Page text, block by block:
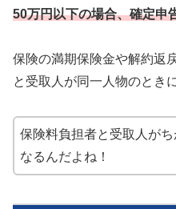
50万円以下の場合、確定申
保険の満期保険金や解約返
と受取人が同一人物のとき
保険料負担者と受取人が
なるんだよね！